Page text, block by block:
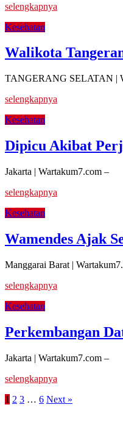
selengkapnya
Kesehatan
Walikota
TANGERANG SELATAN |
selengkapnya
Kesehatan
Dipicu Akibat
Jakarta | Wartakum7.com –
selengkapnya
Kesehatan
Wamendes Ajak
Manggarai Barat |
selengkapnya
Kesehatan
Perkembangan
Jakarta | Wartakum7.com –
selengkapnya
1 2 3 … 6 Next »